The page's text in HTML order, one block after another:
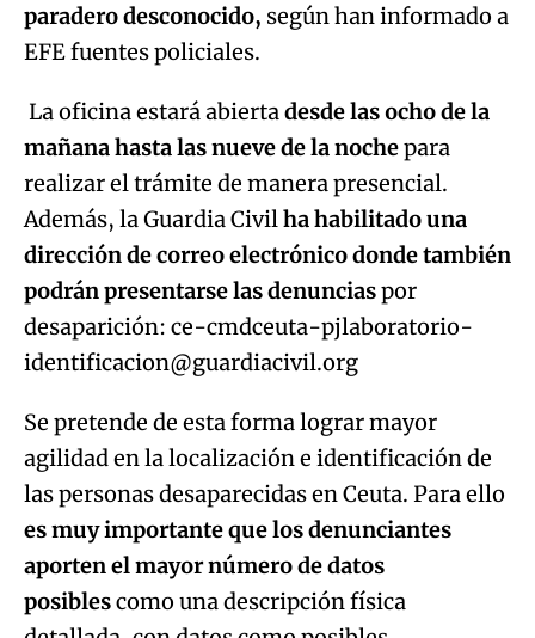
paradero desconocido, según han informado a
EFE fuentes policiales.
La oficina estará abiertadesde las ocho de la
mañana hasta las nueve de la nochepara
realizar el trámite de manera presencial.
Además, la Guardia Civilha habilitado una
dirección de correo electrónico donde también
podrán presentarse las denunciaspor
desaparición: ce-cmdceuta-pjlaboratorio-
identificacion@guardiacivil.org
Se pretende de esta forma lograr mayor
agilidad en la localización e identificación de
las personas desaparecidas en Ceuta. Para ello
es muy importante que los denunciantes
aporten el mayor número de datos
posiblescomo una descripción física